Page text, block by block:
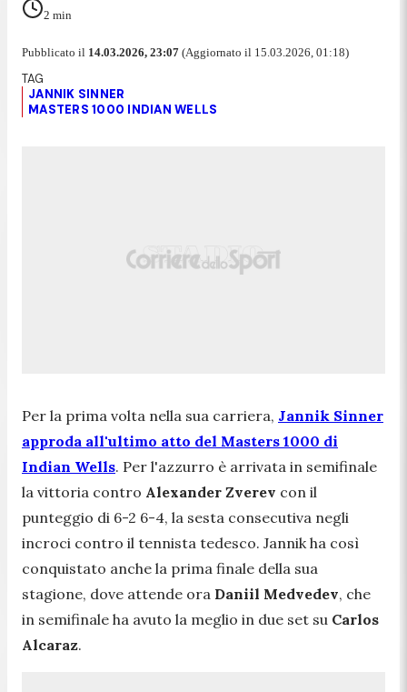
2 min
Pubblicato il 14.03.2026, 23:07 (Aggiornato il 15.03.2026, 01:18)
JANNIK SINNER
MASTERS 1000 INDIAN WELLS
Per la prima volta nella sua carriera, Jannik Sinner
approda all'ultimo atto del Masters 1000 di
Indian Wells. Per l'azzurro è arrivata in semifinale
la vittoria contro Alexander Zverev con il
punteggio di 6-2 6-4, la sesta consecutiva negli
incroci contro il tennista tedesco. Jannik ha così
conquistato anche la prima finale della sua
stagione, dove attende ora Daniil Medvedev, che
in semifinale ha avuto la meglio in due set su Carlos
Alcaraz.